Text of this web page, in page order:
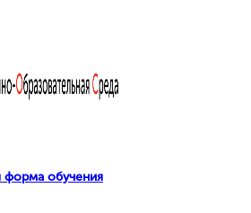
форма обучения